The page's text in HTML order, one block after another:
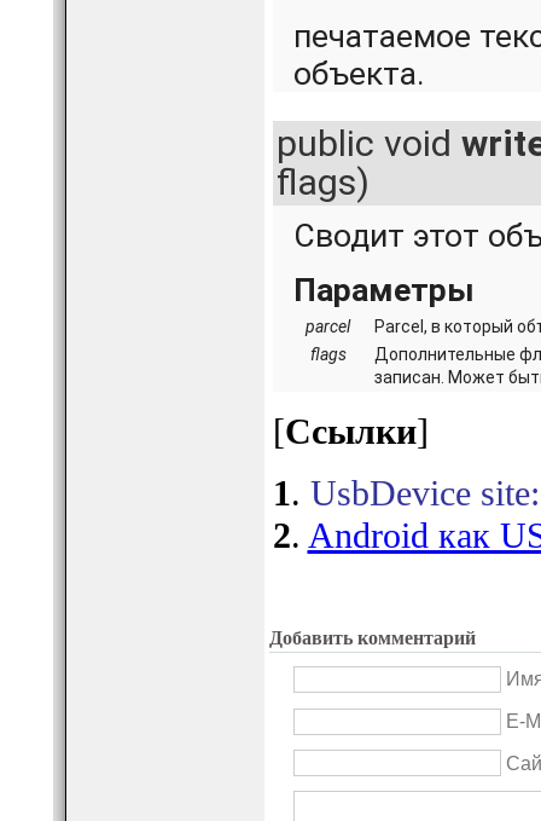
печатаемое
объекта.
public void
flags)
Сводит этот
Параметры
parcel
Parcel, в который
flags
Дополнительные
записан. Может
[Ссылки]
1. UsbDevice
2. Android как
Добавить комментарий
E-